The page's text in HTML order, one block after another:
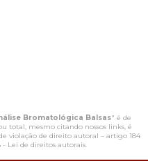
Bromatológica Balsas" é de
total, mesmo citando nossos links, é
violação de direito autoral – artigo 184
- Lei de direitos autorais.